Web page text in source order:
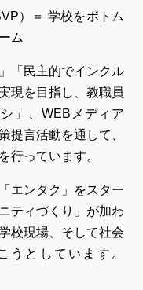
）＝ 学校をボトム
ム
「民主的でインクル
現を目指し、教職員
」、WEBメディア
提言活動を通して、
行っています。
エンタク」をスター
ティづくり」が加わ
校現場、そして社会
うとしています。